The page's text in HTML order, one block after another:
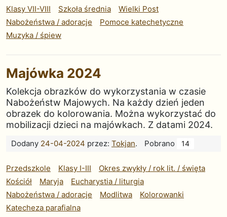
Klasy VII-VIII Szkoła średnia
Wielki Post
Nabożeństwa / adoracje
Pomoce katechetyczne
Muzyka / śpiew
Majówka 2024
Kolekcja obrazków do wykorzystania w czasie
Nabożeństw Majowych. Na każdy dzień jeden
obrazek do kolorowania. Można wykorzystać do
mobilizacji dzieci na majówkach. Z datami 2024.
Dodany 24-04-2024 przez: Tokjan. Pobrano 14
Przedszkole Klasy I-III
Okres zwykły / rok lit. / święta
Kościół
Maryja
Eucharystia / liturgia
Nabożeństwa / adoracje
Modlitwa
Kolorowanki
Katecheza parafialna